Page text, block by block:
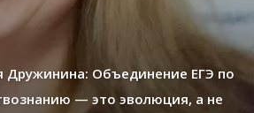
Дружинина: Объединение ЕГЭ по
— это эволюция, а не